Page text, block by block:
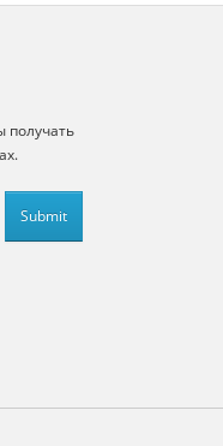
получать